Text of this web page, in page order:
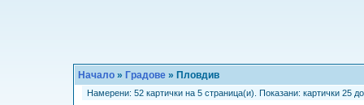
Начало » Градове » Пловдив
Намерени: 52 картички на 5 страница(и). Показани: картички 25